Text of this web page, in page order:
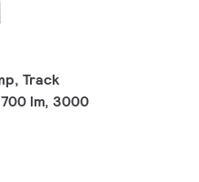
Track
lm, 3000